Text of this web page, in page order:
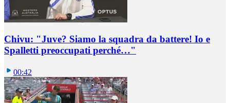
Chivu: "Juve? Siamo la squadra da battere! Io e
Spalletti preoccupati perché…"
00:42